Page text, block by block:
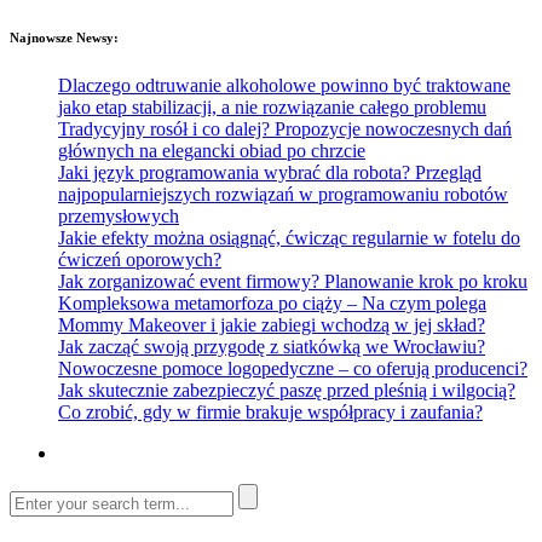
Najnowsze Newsy:
Dlaczego odtruwanie alkoholowe powinno być traktowane
jako etap stabilizacji, a nie rozwiązanie całego problemu
Tradycyjny rosół i co dalej? Propozycje nowoczesnych dań
głównych na elegancki obiad po chrzcie
Jaki język programowania wybrać dla robota? Przegląd
najpopularniejszych rozwiązań w programowaniu robotów
przemysłowych
Jakie efekty można osiągnąć, ćwicząc regularnie w fotelu do
ćwiczeń oporowych?
Jak zorganizować event firmowy? Planowanie krok po kroku
Kompleksowa metamorfoza po ciąży – Na czym polega
Mommy Makeover i jakie zabiegi wchodzą w jej skład?
Jak zacząć swoją przygodę z siatkówką we Wrocławiu?
Nowoczesne pomoce logopedyczne – co oferują producenci?
Jak skutecznie zabezpieczyć paszę przed pleśnią i wilgocią?
Co zrobić, gdy w firmie brakuje współpracy i zaufania?